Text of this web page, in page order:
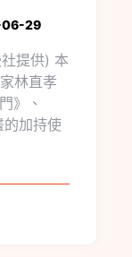
29
提供) 本
林直孝
》、
的加持使